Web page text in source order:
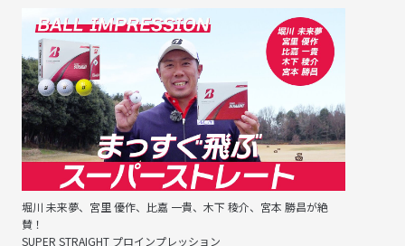
堀川 未来夢、宮里 優作、比嘉 一貴、木下 稜介、宮本 勝昌が絶
賛！
SUPER STRAIGHT プロインプレッション